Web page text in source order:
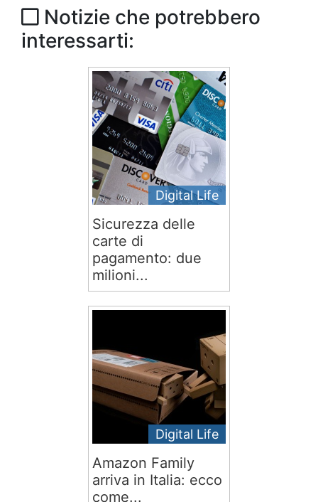
Notizie che potrebbero
interessarti:
Digital Life
Sicurezza delle
carte di
pagamento: due
milioni...
Digital Life
Amazon Family
arriva in Italia: ecco
come...